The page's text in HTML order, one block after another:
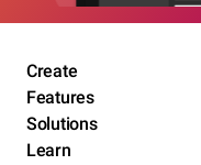
Create
Features
Solutions
Learn